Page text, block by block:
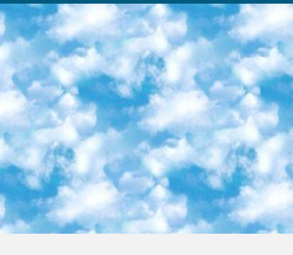
и экзамены в интернатах и быть реализован в виде письменного теста по математике. 11. Специальность для умственно отсталых детей. Для 9 класса Родной язык и литературное письмо Государственный язык (язык обучения – узбекский). для неклассов) написано Математическое письмо Письменная/устная история Узбекистана Физическое воспитание практично Итоговый контроль Для 11 класса Написание родного языка и литературы (эссе) Математическое письмо Узбекский язык (обучение на узбекском языке) не посещающее общее среднее образование для учреждений)/Образовательное учреждение выбор письменный и устный Иностранный язык письменный/устный Письменная/устная история Узбекистана *По выбору студента:  Химия  Физика  Основы государственного права  География 10 бесплатных образовательных ресурсов - Мы составили подборку онлайн-проектов с интерактивными упражнениями, видеолекциями и статьями. Они помогут вам обрести новые и освежить старые знания бесплатно. 1. «ИНТУИТ» Старейшая образовательная площадка Рунета. Здесь вы найдёте сотни текстовых и видеокурсов на десятки различных тем — от программирования до психологии. Многие курсы подготовлены российскими университетами и крупными международными компаниями вроде Intel и Microsoft. Самостоятельное обучение бесплатное, но желающие могут оплатить услуги персональных наставников. 2. «Смартия» знакомит с актуальными профессиями и подсказывает, как им обучаться. Выбрав заинтересовавшую вас специальность — SMM-специалист, фотограф, веб-дизайнер или другую, — увидите список необходимых для неё умений. Чтобы вы могли освоить их самостоятельно, для каждого умения площадка отображает подборку ссылок на учебные материалы. Хотя «Смартия» ориентируется на русскоязычную аудиторию, часть контента всё же доступна только на английском. 3. «Лекторий Физтеха» Проект Московского физико-технического института (Физтеха). С его помощью вы можете смотреть онлайн серии лекций, записанные на видео в этом вузе. В числе доступных предметов — физика, биология, химия, информационные технологии и другие. К некоторым лекциям администрация ресурса прилагает готовые конспекты, которые можно скачивать в PDF-формате. 4. ITMOcourses Онлайн-площадка Санкт-Петербургского национального исследовательского университета информационных технологий, механики и оптики (ИТМО). Ресурс предоставляет свободный доступ к курсам, разработанным в этом вузе. Каталог материалов разбит на четыре категории: «Оптические системы и технологии», «Приборостроение и робототехника», «Информационные технологии» и «Биотехнологии». Курсы состоят из видеолекций, интерактивных демонстраций и заданий. 5. «КиберЛенинка» Электронная научная библиотека открытого доступа. Каталог площадки регулярно обрастает текстами статей из различных научных изданий. Сгруппированные по журналам и рубрикам публикации можно читать онлайн или скачивать целиком в PDF-формате. Проект нацелен на популяризацию науки за счёт открытого доступа к качественной информации. 6. «ПостНаука» На этом ресурсе публикуют подборки видеолекций, составленные экспертами из разных отраслей и объединённые общими темами. Среди них, к примеру, есть серии «Биоинформатика и геномика», «Культура средневековой Скандинавии» и Cinema Studies о теории кино. Каждая подборка лекций — логически связанная история, рассказанная экспертом от первого лица. Кроме того, на сайте появляются научно-образовательные статьи и тесты на разные темы. 7. «Newочём» Команда проекта «Newочём» отбирает самые интересные тексты из англоязычных СМИ и переводит те из них, за которые голосуют участники сообщества «ВКонтакте». По большей части это научно-популярные статьи. Редакторы придумывают лишь заголовки, в остальном содержание переводов соответствует оригиналам. Полные тексты можно читать прямо в социальной сети. 8. InternetUrok Онлайн-база материалов по основным дисциплинам школьной программы. Информация на сайте структурирована по классам, предметам и темам (урокам). Каждый урок состоит из видеолекций и конспектов. Есть также интерактивные тренажёры и тесты для закрепления пройденного материала. Даже если вы давно окончили школу, возможность повторить программу старших классов всегда может пригодиться. 9. Edutainme Ещё один ресурс об образовании. В отличие от Newtonew, как мне кажется, Edutainme больше ориентируется на представителей индустрии: педагогов, предпринимателей, разработчиков образовательных проектов. Но и любой, кто просто стремится к саморазвитию, найдёт на сайте много полезного и интересного для себя. Например, информацию о новых курсах и образовательных сервисах. 10. Newtonew Онлайн-медиа об образовании и обучении в широком смысле. Авторы Newtonew пишут об инструментах, заведениях, тактиках и стратегиях, которые помогают учить других и получать новые знания самостоятельно. На этой площадке вы найдёте новости, обзоры, аналитические мат